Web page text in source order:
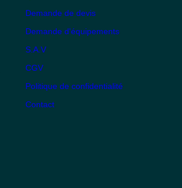
Demande de devis
Demande d'équipements
S.A.V
CGV
Politique de confidentialité
Contact